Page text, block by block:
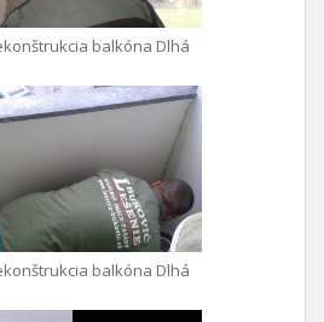
balkóna Dlhá
balkóna Dlhá